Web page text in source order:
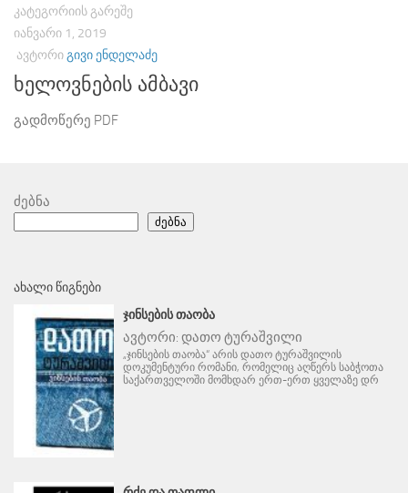
ᲙᲐᲢᲔᲒᲝᲠᲘᲘᲡ ᲒᲐᲠᲔᲨᲔ
ᲘᲐᲜᲕᲐᲠᲘ 1, 2019
ᲐᲕᲢᲝᲠᲘᲒᲘᲕᲘ ᲔᲜᲓᲔᲚᲐᲫᲔ
ხელოვნების ამბავი
გადმოწერე PDF
ძებნა
ძებნა
ᲐᲮᲐᲚᲘ ᲬᲘᲒᲜᲔᲑᲘ
ᲯᲘᲜᲡᲔᲑᲘᲡ ᲗᲐᲝᲑᲐ
ავტორი: დათო ტურაშვილი
„ჯინსების თაობა“ არის დათო ტურაშვილის
დოკუმენტური რომანი, რომელიც აღწერს საბჭოთა
საქართველოში მომხდარ ერთ-ერთ ყველაზე დრ